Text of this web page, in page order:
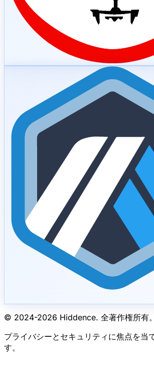
© 2024-2026 Hiddence. 全著作権所有。
プライバシーとセキュリティに焦点を当
す。